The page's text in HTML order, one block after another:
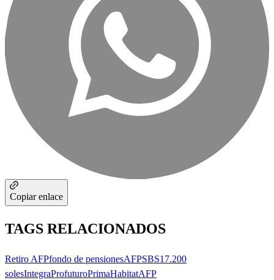
Copiar enlace
TAGS RELACIONADOS
Retiro AFPfondo de pensionesAFPSBS17.200
solesIntegraProfuturoPrimaHabitatAFP